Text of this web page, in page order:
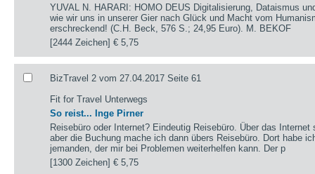
YUVAL N. HARARI: HOMO DEUS Digitalisierung, Dataismus
wie wir uns in unserer Gier nach Glück und Macht vom
erschreckend! (C.H. Beck, 576 S.; 24,95 Euro). M. BEKOF
[2444 Zeichen]€ 5,75
BizTravel 2 vom 27.04.2017 Seite 61
Fit for Travel Unterwegs
So reist... Inge Pirner
Reisebüro oder Internet? Eindeutig Reisebüro. Über das
aber die Buchung mache ich dann übers Reisebüro. Dort habe
jemanden, der mir bei Problemen weiterhelfen kann. Der p
[1300 Zeichen]€ 5,75